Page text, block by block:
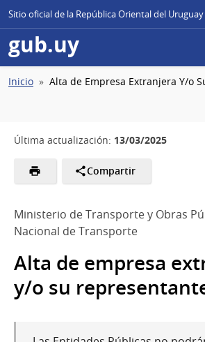
Sitio oficial de la República Oriental del Uruguay
gub.uy
Ruta
Inicio Alta de Empresa Extranjera Y/o
Última actualización: 13/03/2025
Compartir
Ministerio de Transporte y Obras
Nacional de Transporte
Alta de empresa
y/o su